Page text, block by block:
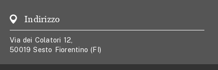
Indirizzo
Via dei Colatori 12,
50019 Sesto Fiorentino (FI)